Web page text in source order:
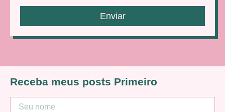
Enviar
Receba meus posts Primeiro